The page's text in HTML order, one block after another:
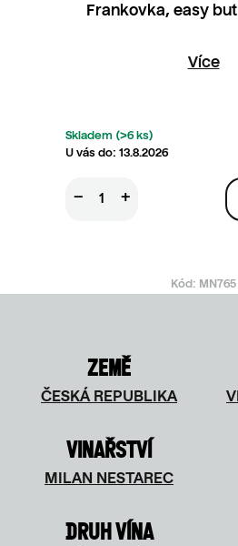
Frankovka, easy
Více
Skladem (>6 ks)
13.8.2026
+
−
Kód: MN765
ZEMĚ
ČESKÁ REPUBLIKA
VINAŘSTVÍ
MILAN NESTAREC
DRUH VÍNA